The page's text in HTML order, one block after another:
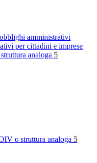
amministrativi
per cittadini e imprese
analoga 5
o struttura analoga 5